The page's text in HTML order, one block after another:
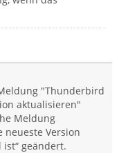
"Thunderbird
aktualisieren"
Meldung
Version
geändert.